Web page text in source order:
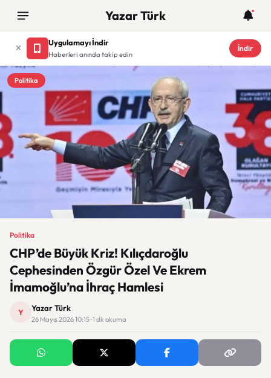
Yazar Türk
Uygulamayı İndir
Haberleri anında takip edin
İndir
Politika
Politika
CHP’de Büyük Kriz! Kılıçdaroğlu
Cephesinden Özgür Özel Ve Ekrem
İmamoğlu’na İhraç Hamlesi
Y Yazar Türk
26 Mayıs 2026 10:15 · 1 dk okuma